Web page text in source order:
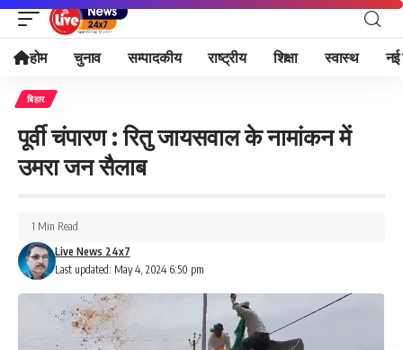
होम चुनाव सम्पादकीय राष्ट्रीय शिक्षा स्वास्थ नई
बिहार
पूर्वी चंपारण : रितु जायसवाल के नामांकन में
उमरा जन सैलाब
Last updated: May 4, 2024 6:50 pm
Live News 24x7
1 Min Read